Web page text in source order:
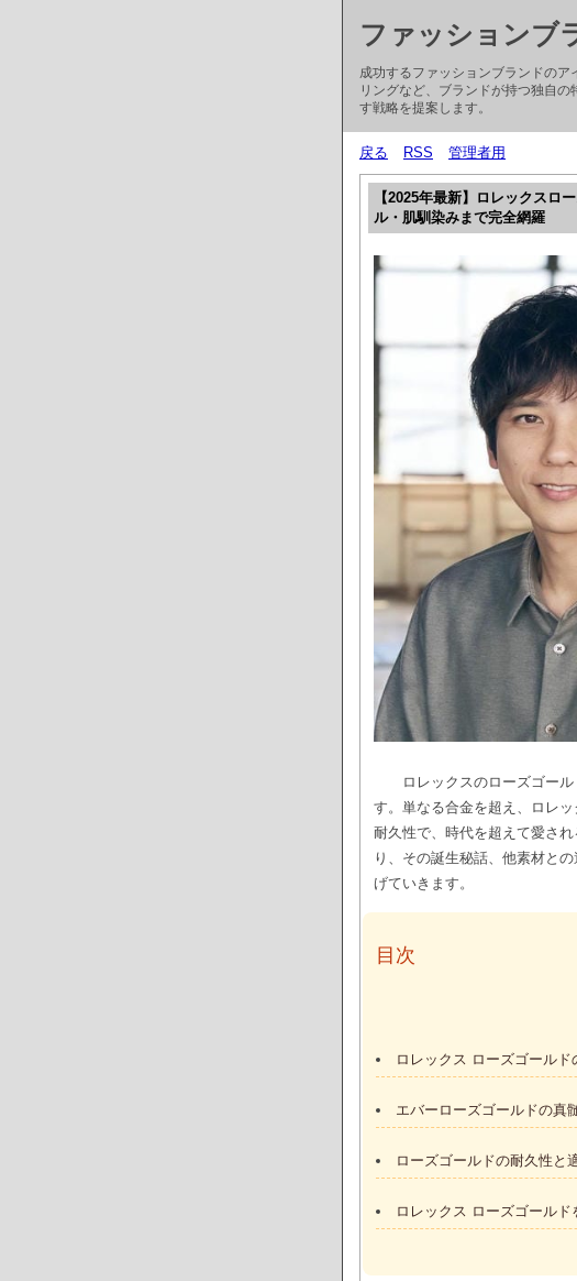
ファッションブ
成功するファッションブランドの
リングなど、ブランドが持つ独自
す戦略を提案します。
戻る RSS 管理者用
【2025年最新】ロレックスロ
ル・肌馴染みまで完全網羅
ロレックスのローズゴー
す。単なる合金を超え、ロレ
耐久性で、時代を超えて愛さ
り、その誕生秘話、他素材と
げていきます。
目次
ロレックス ローズゴール
エバーローズゴールドの真
ローズゴールドの耐久性
ロレックス ローズゴール